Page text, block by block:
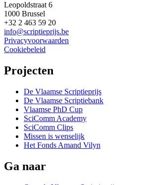
Leopoldstraat 6
1000 Brussel
+32 2 463 59 20
info@scriptieprijs.be
Privacyvoorwaarden
Cookiebeleid
Projecten
De Vlaamse Scriptieprijs
De Vlaamse Scriptiebank
Vlaamse PhD Cup
SciComm Academy
SciComm Clips
Missen is wenselijk
Het Fonds Amand Vilyn
Ga naar